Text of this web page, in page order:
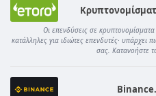
Οι επενδύσεις σε κρυπτονομίσματα
κατάλληλες για ιδιώτες επενδυτές·
σας. Κατανοήστε